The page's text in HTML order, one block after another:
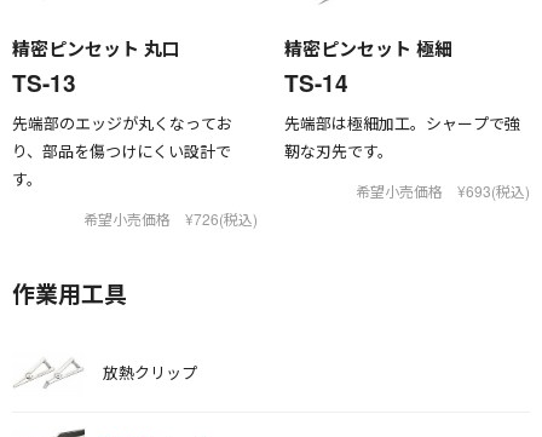
精密ピンセット 丸口
TS-13
先端部のエッジが丸くなってお
り、部品を傷つけにくい設計で
す。
希望小売価格 ¥726(税込)
精密ピンセット 極細
TS-14
先端部は極細加工。シャープで強
靭な刃先です。
希望小売価格 ¥693(税込)
作業用工具
放熱クリップ